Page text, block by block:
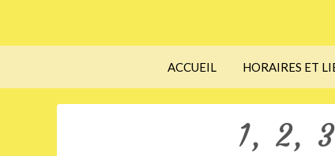
ACCUEIL HORAIRES ET
1, 2,